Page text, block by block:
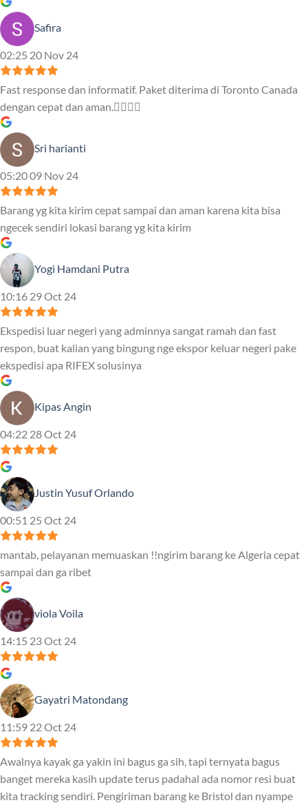
Safira
02:25 20 Nov 24
Fast response dan informatif. Paket diterima di Toronto Canada
dengan cepat dan aman.👍🏻👍🏻
Sri harianti
05:20 09 Nov 24
Barang yg kita kirim cepat sampai dan aman karena kita bisa
ngecek sendiri lokasi barang yg kita kirim
Yogi Hamdani Putra
10:16 29 Oct 24
Ekspedisi luar negeri yang adminnya sangat ramah dan fast
respon, buat kalian yang bingung nge ekspor keluar negeri pake
ekspedisi apa RIFEX solusinya
Kipas Angin
04:22 28 Oct 24
Justin Yusuf Orlando
00:51 25 Oct 24
mantab, pelayanan memuaskan !!ngirim barang ke Algeria cepat
sampai dan ga ribet
viola Voila
14:15 23 Oct 24
Gayatri Matondang
11:59 22 Oct 24
Awalnya kayak ga yakin ini bagus ga sih, tapi ternyata bagus
banget mereka kasih update terus padahal ada nomor resi buat
kita tracking sendiri. Pengiriman barang ke Bristol dan nyampe